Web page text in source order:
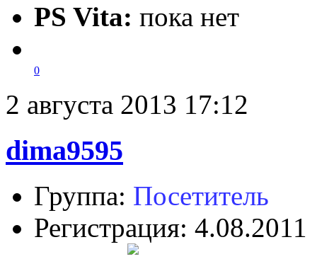
PS Vita: пока нет
0
2 августа 2013 17:12
dima9595
Группа: Посетитель
Регистрация: 4.08.2011